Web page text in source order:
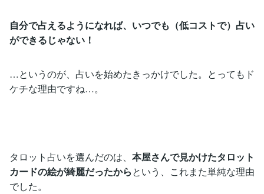
自分で占えるようになれば、いつでも（低コストで） 占い
ができるじゃない！
…というのが、占いを始めたきっかけでした。とってもド
ケチな理由ですね…。
タロット占いを選んだのは、 本屋さんで見かけたタロット
カードの絵が綺麗だったからという、これまた単純な理由
でした。